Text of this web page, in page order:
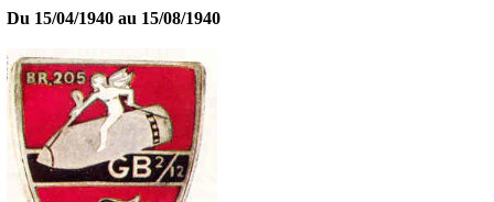
Du 15/04/1940 au 15/08/1940